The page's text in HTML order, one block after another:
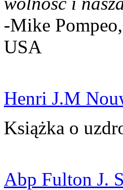
-Mike
USA
Henri J.M
Książka o
Abp Fulton J.